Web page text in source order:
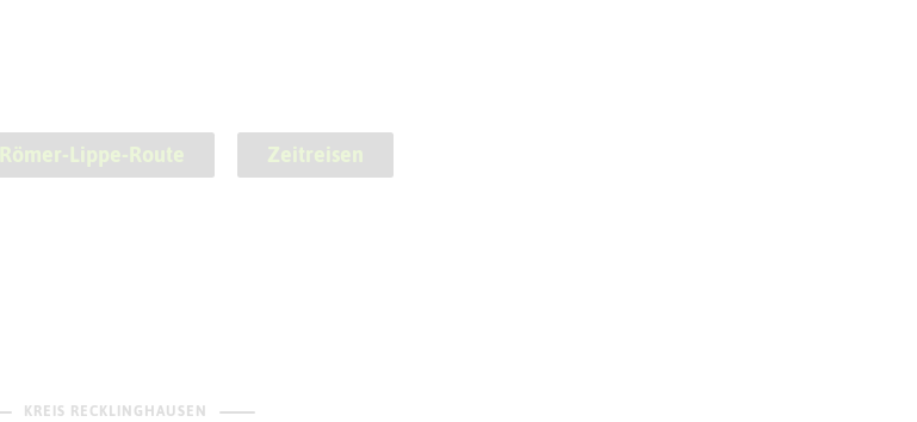
Römer-Lippe-Route Zeitreisen
KREIS RECKLINGHAUSEN